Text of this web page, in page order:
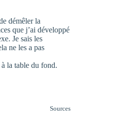
démêler la
que j’ai développé
Je sais les
ne les a pas
la table du fond.
Sources